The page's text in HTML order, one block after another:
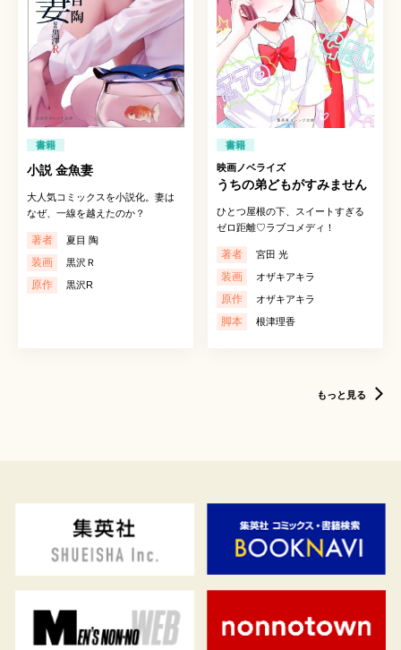
書籍
小説 金魚妻
大人気コミックスを小説化。妻は
なぜ、一線を越えたのか？
著者 夏目 陶
装画 黒沢Ｒ
原作 黒沢R
書籍
映画ノベライズ
うちの弟どもがすみません
ひとつ屋根の下、スイートすぎる
ゼロ距離♡ラブコメディ！
著者 宮田 光
装画 オザキアキラ
原作 オザキアキラ
脚本 根津理香
もっと見る